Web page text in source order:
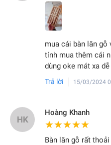
mua cái bàn lăn gỗ
tính mua thêm cái
dùng oke mát xa
Trả lời 15/03/2024
HK
Hoàng Khanh
★★★★★
★★★★★
Bàn lăn gỗ rất